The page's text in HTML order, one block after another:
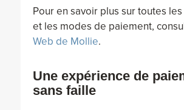
Pour en savoir plus sur toutes
et les modes de paiement,
Web de Mollie.
Une expérience de
sans faille